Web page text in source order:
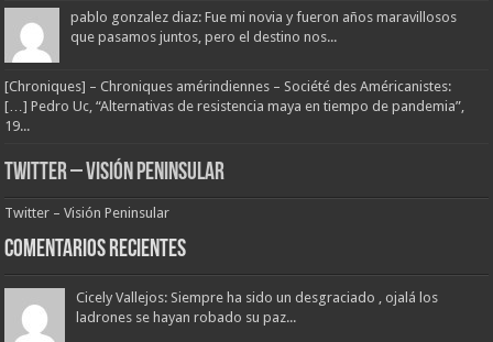
pablo gonzalez diaz: Fue mi novia y fueron años maravillosos
que pasamos juntos, pero el destino nos...
[Chroniques] – Chroniques amérindiennes – Société des Américanistes:
[…] Pedro Uc, “Alternativas de resistencia maya en tiempo de pandemia”,
19...
Twitter – Visión Peninsular
Twitter – Visión Peninsular
Comentarios Recientes
Cicely Vallejos: Siempre ha sido un desgraciado , ojalá los
ladrones se hayan robado su paz...